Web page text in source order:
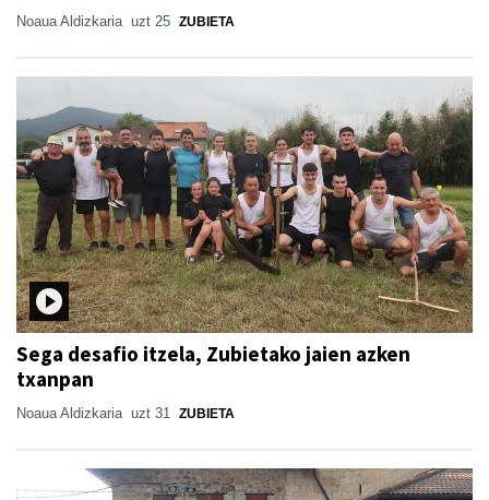
Noaua Aldizkaria uzt 25 ZUBIETA
Sega desafio itzela, Zubietako jaien azken
txanpan
Noaua Aldizkaria uzt 31 ZUBIETA